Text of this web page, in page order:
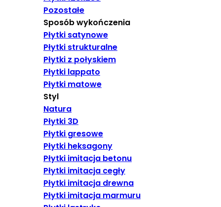
Pozostałe
Sposób wykończenia
Płytki satynowe
Płytki strukturalne
Płytki z połyskiem
Płytki lappato
Płytki matowe
Styl
Natura
Płytki 3D
Płytki gresowe
Płytki heksagony
Płytki imitacja betonu
Płytki imitacja cegły
Płytki imitacja drewna
Płytki imitacja marmuru